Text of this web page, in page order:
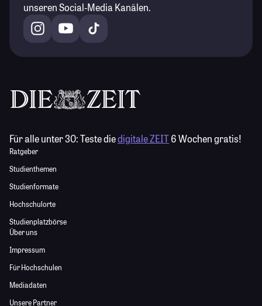
unseren Social-Media Kanälen.
Für alle unter 30:Teste diedigitale ZEIT6 Wochen gratis!
Ratgeber
Studienthemen
Studienformate
Hochschulorte
Studienplatzbörse
Über uns
Impressum
Für Hochschulen
Mediadaten
Unsere Partner